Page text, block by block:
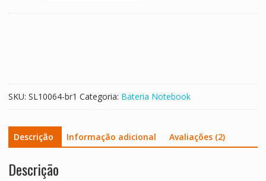
SKU: SL10064-br1 Categoria: Bateria Notebook
Descrição Informação adicional Avaliações (2)
Descrição